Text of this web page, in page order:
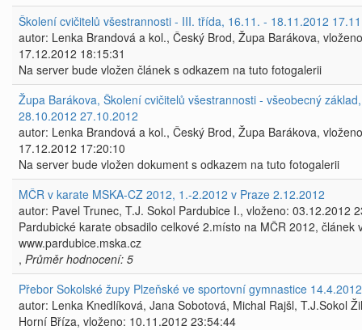
Školení cvičitelů všestrannosti - III. třída, 16.11. - 18.11.2012
autor: Lenka Brandová a kol., Český Brod, Župa Barákova,
17.12.2012 18:15:31
Na server bude vložen článek s odkazem na tuto fotogalerii
Župa Barákova, Školení cvičitelů všestrannosti - všeobecný
28.10.2012 27.10.2012
autor: Lenka Brandová a kol., Český Brod, Župa Barákova,
17.12.2012 17:20:10
Na server bude vložen dokument s odkazem na tuto fotogalerii
MČR v karate MSKA-CZ 2012, 1.-2.2012 v Praze 2.12.2012
autor: Pavel Trunec, T.J. Sokol Pardubice I., vloženo: 03.12.2012
Pardubické karate obsadilo celkové 2.místo na MČR 2012, článek
www.pardubice.mska.cz
, Průměr hodnocení: 5
Přebor Sokolské župy Plzeňské ve sportovní gymnastice 14.4.2012
autor: Lenka Knedlíková, Jana Sobotová, Michal Rajšl, T.J.Sokol
Horní Bříza, vloženo: 10.11.2012 23:54:44